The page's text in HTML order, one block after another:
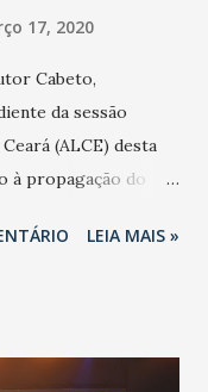
17, 2020
Cabeto,
da sessão
(ALCE) desta
à propagação do
da
os ambientes
LEIA MAIS »